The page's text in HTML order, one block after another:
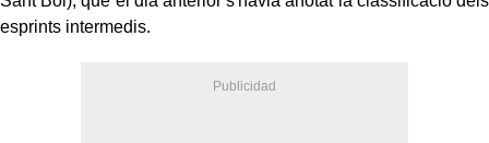
esprints intermedis.